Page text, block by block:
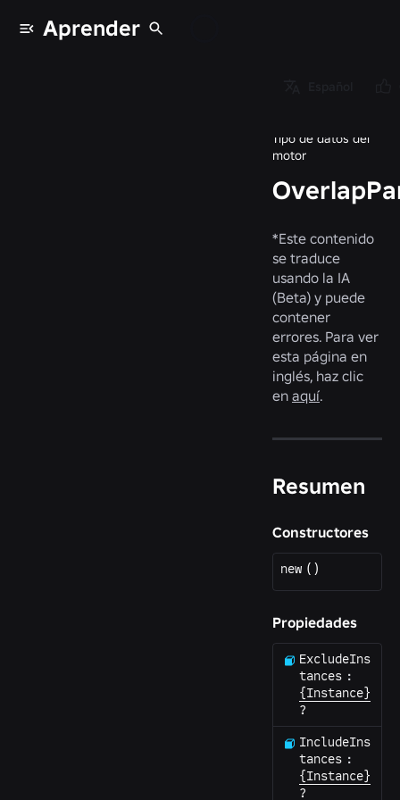
Aprender
Tipo de datos del
motor
*Este contenido
se traduce
usando la IA
(Beta) y puede
contener
errores. Para ver
esta página en
inglés, haz clic
en aquí.
Resumen
Constructores
new ( )
Propiedades
ExcludeIns
tances :
{Instance}
?
IncludeIns
tances :
{Instance}
?